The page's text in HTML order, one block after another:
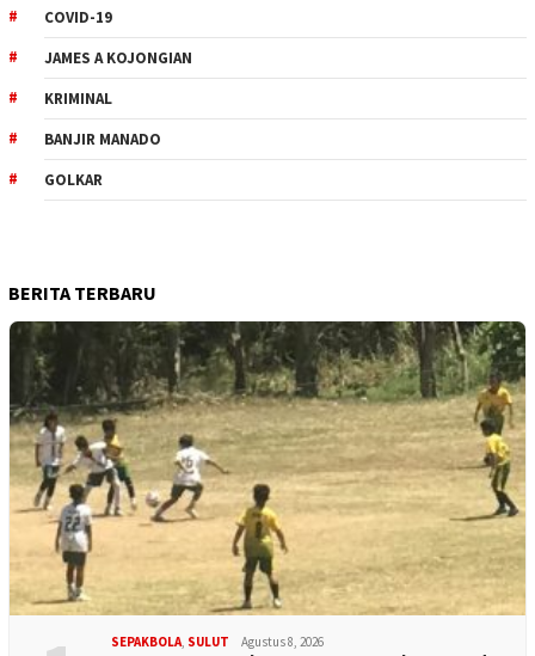
COVID-19
JAMES A KOJONGIAN
KRIMINAL
BANJIR MANADO
GOLKAR
BERITA TERBARU
SEPAKBOLA SULUT Agustus 8, 2026